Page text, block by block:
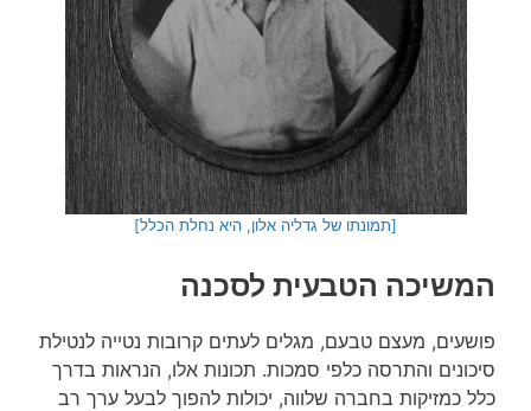
[תמונתו של גדליה אלון, היא נחלת הכלל]
המשיכה הטבעית לסכנה
פושעים, מעצם טבעם, מגלים לעתים קרובות נטייה לנטילת
סיכונים והתרסה כלפי סמכות. תכונות אלו, הנראות בדרך
כלל כמזיקות בחברה שלווה, יכולות להפוך לבעל ערך רב